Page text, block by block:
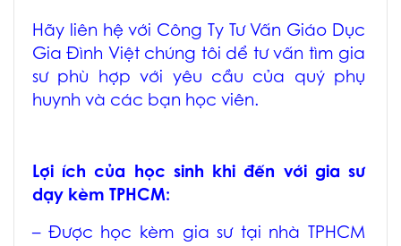
Hãy liên hệ với Công Ty Tư Vấn Giáo Dục
Gia Đình Việt chúng tôi dể tư vấn tìm gia
sư phù hợp với yêu cầu của quý phụ
huynh và các bạn học viên.
Lợi ích của học sinh khi đến với gia sư
dạy kèm TPHCM:
– Được học kèm gia sư tại nhà TPHCM